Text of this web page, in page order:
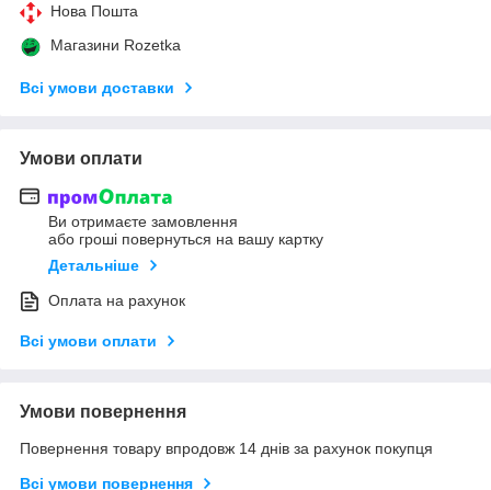
Нова Пошта
Магазини Rozetka
Всі умови доставки
Умови оплати
Ви отримаєте замовлення
або гроші повернуться на вашу картку
Детальніше
Оплата на рахунок
Всі умови оплати
Умови повернення
Повернення товару впродовж 14 днів за рахунок покупця
Всі умови повернення